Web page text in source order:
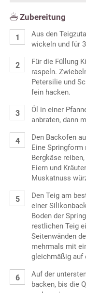
Zubereitung
Aus den
wickeln und für
Für die Füllung
raspeln.
Petersilie und
fein hacken.
Öl in einer
anbraten, dann
Den Backofen
Eine Springform
Bergkäse
Eiern und
Muskatnuss
Den Teig am
einer
Boden der
restlichen Teig
Seitenwänden
mehrmals mit
gleichmäßig auf
Auf der
backen, bis die